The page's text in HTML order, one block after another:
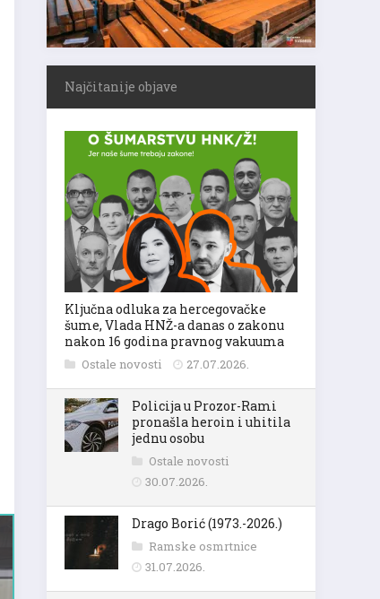
Najčitanije objave
Ključna odluka za hercegovačke
šume, Vlada HNŽ-a danas o zakonu
nakon 16 godina pravnog vakuuma
Ostale novosti 27.07.2026.
Policija u Prozor-Rami
pronašla heroin i uhitila
jednu osobu
Ostale novosti
30.07.2026.
Drago Borić (1973.-2026.)
Ramske osmrtnice
31.07.2026.